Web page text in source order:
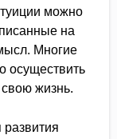
можно
на
Многие
осуществить
жизнь.